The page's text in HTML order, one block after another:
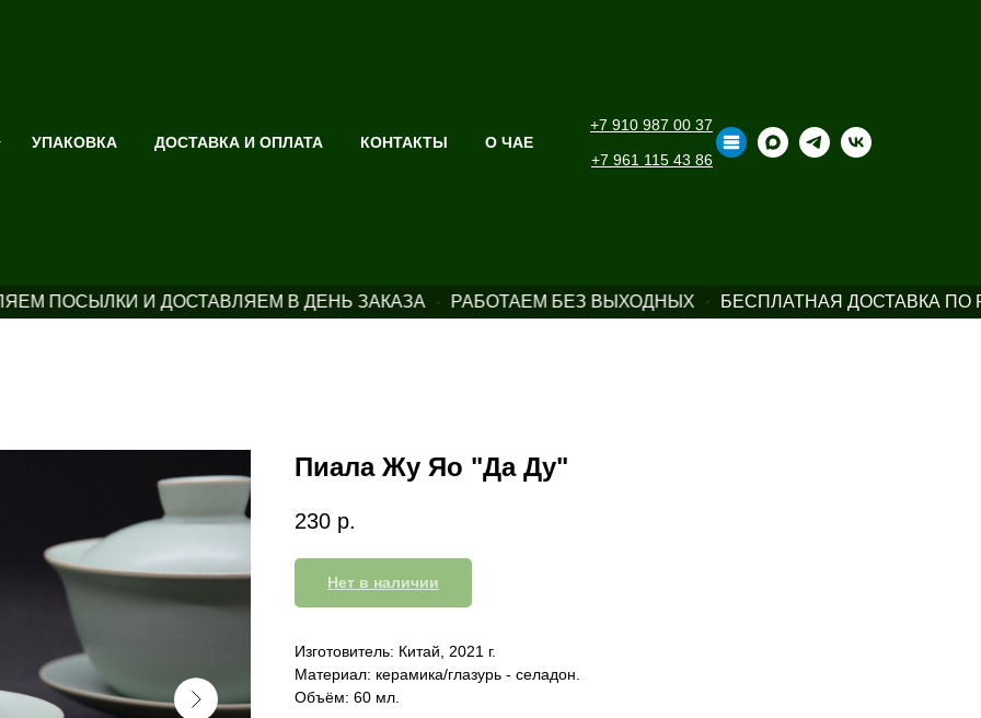
УПАКОВКА ДОСТАВКА И ОПЛАТА КОНТАКТЫ О ЧАЕ
+7 910 987 00 37
+7 961 115 43 86
ПОСЫЛКИ И ДОСТАВЛЯЕМ В ДЕНЬ ЗАКАЗА РАБОТАЕМ БЕЗ ВЫХОДНЫХ БЕСПЛАТНАЯ ДОСТАВКА ПО
Пиала Жу Яо "Да Ду"
230 р.
Нет в наличии
Изготовитель: Китай, 2021 г.
Материал: керамика/глазурь - селадон.
Объём: 60 мл.